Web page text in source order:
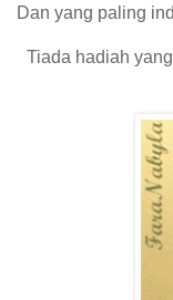
Dan yang paling
Tiada hadiah